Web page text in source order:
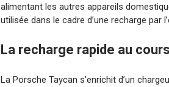
alimentant les autres appareils
utilisée dans le cadre d’une recharge par
La recharge rapide au
La Porsche Taycan s’enrichit d’un